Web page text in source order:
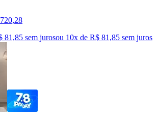
720,28
81,85 sem jurosou 10x de R$ 81,85 sem juros